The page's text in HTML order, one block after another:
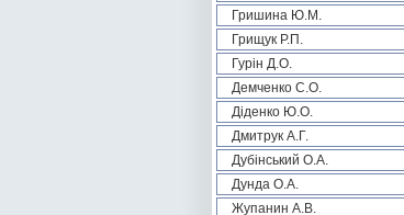
Гришина Ю.М.
Грищук Р.П.
Гурін Д.О.
Демченко С.О.
Діденко Ю.О.
Дмитрук А.Г.
Дубінський О.А.
Дунда О.А.
Жупанин А.В.